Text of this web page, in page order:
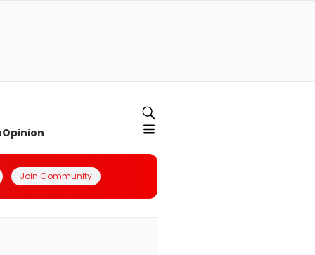
Opinion
Join Community